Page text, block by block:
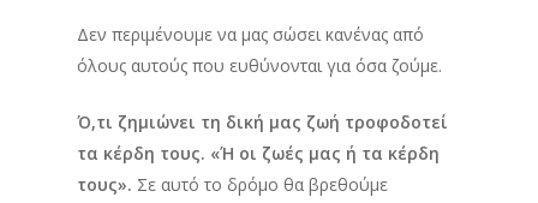
Δεν περιμένουμε να μας σώσει κανένας από
όλους αυτούς που ευθύνονται για όσα ζούμε.
Ό,τι ζημιώνει τη δική μας ζωή τροφοδοτεί
τα κέρδη τους. «Ή οι ζωές μας ή τα κέρδη
τους». Σε αυτό το δρόμο θα βρεθούμε